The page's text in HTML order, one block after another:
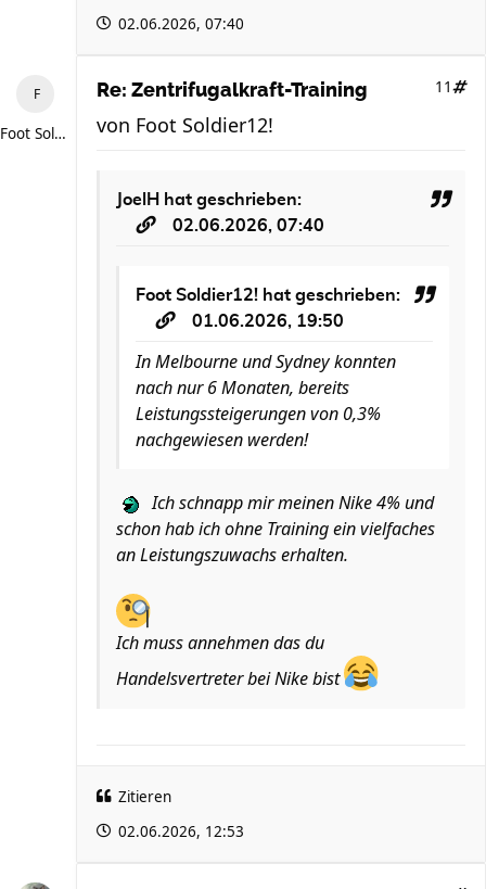
02.06.2026, 07:40
Foot Soldier12!
Re: Zentrifugalkraft-Training 11
von Foot Soldier12!
JoelH hat geschrieben:
02.06.2026, 07:40
Foot Soldier12! hat geschrieben:
01.06.2026, 19:50
In Melbourne und Sydney konnten
nach nur 6 Monaten, bereits
Leistungssteigerungen von 0,3%
nachgewiesen werden!
Ich schnapp mir meinen Nike 4% und
schon hab ich ohne Training ein vielfaches
an Leistungszuwachs erhalten.
Ich muss annehmen das du
Handelsvertreter bei Nike bist
Zitieren
02.06.2026, 12:53